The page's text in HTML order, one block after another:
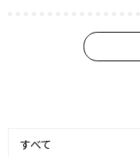
すべて